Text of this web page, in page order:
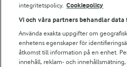
integritetspolicy. Cookiepolicy
Vi och våra partners behandlar
Använda exakta uppgifter om
enhetens egenskaper för
åtkomst till information på en enhet.
innehåll, reklam- och